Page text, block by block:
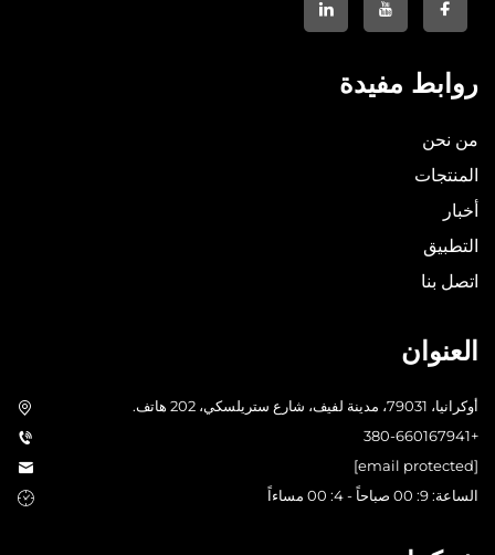
روابط مفيدة
من نحن
المنتجات
أخبار
التطبيق
اتصل بنا
العنوان
أوكرانيا، 79031، مدينة لفيف، شارع ستريلسكي، 202 هاتف.
+380-660167941
[email protected]
الساعة: 9: 00 صباحاً - 4: 00 مساءاً